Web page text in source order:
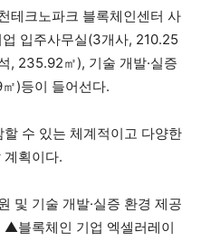
테크노파크 블록체인센터 사
입주사무실(3개사, 210.25
, 235.92㎡), 기술 개발·실증
)등이 들어선다.
수 있는 체계적이고 다양한
계획이다.
및 기술 개발·실증 환경 제공
블록체인 기업 엑셀러레이